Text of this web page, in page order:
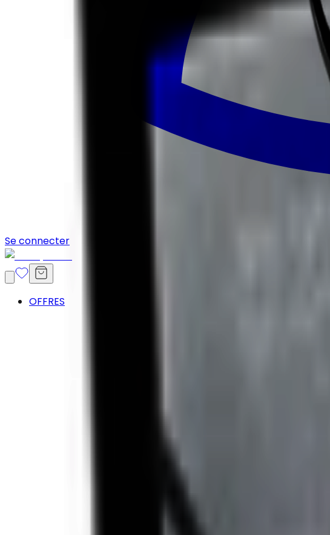
Se connecter
OFFRES